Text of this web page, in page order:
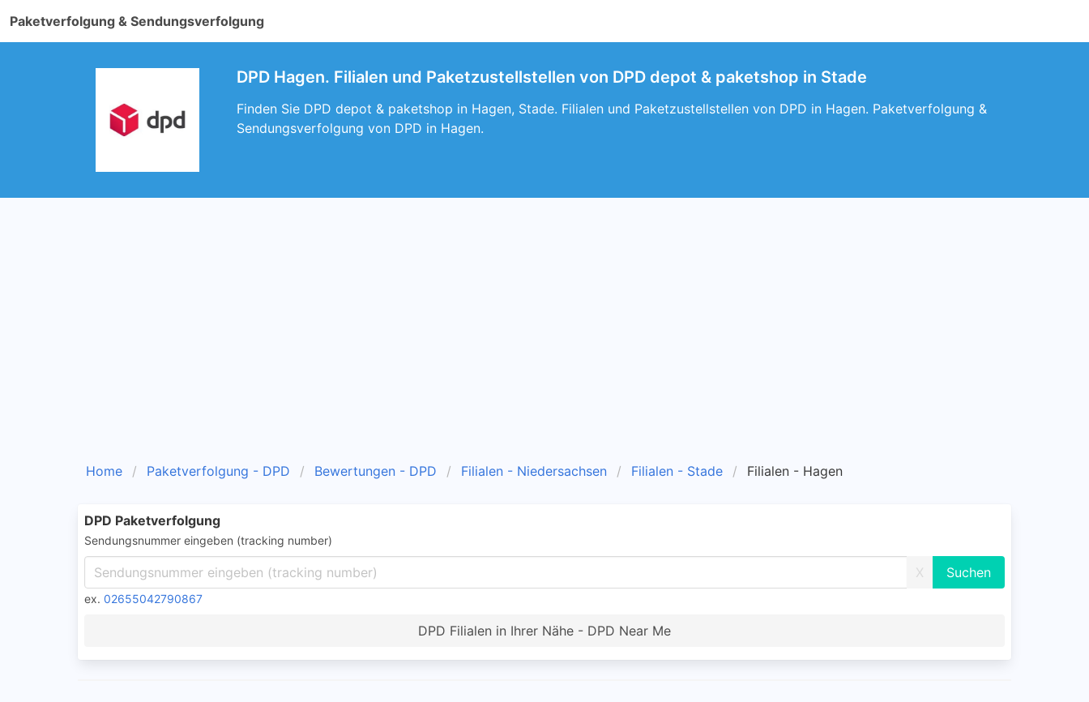
Paketverfolgung & Sendungsverfolgung
DPD Hagen. Filialen und Paketzustellstellen von DPD depot & paketshop in Stade
Finden Sie DPD depot & paketshop in Hagen, Stade. Filialen und Paketzustellstellen von DPD in Hagen. Paketverfolgung &
Sendungsverfolgung von DPD in Hagen.
Home Paketverfolgung - DPD Bewertungen - DPD Filialen - Niedersachsen Filialen - Stade Filialen - Hagen
DPD Paketverfolgung
Sendungsnummer eingeben (tracking number)
X
ex. 02655042790867
DPD Filialen in Ihrer Nähe - DPD Near Me